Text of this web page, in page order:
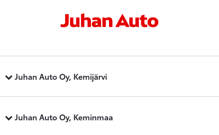
Juhan Auto Oy, Kemijärvi
Juhan Auto Oy, Keminmaa